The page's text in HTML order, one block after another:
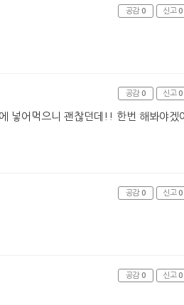
공감 0 신고 0
넣어먹으니 괜찮던데!! 한번 해봐야겠
공감 0 신고 0
공감 0 신고 0
공감 0 신고 0